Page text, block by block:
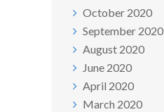
October 2020
September 2020
August 2020
June 2020
April 2020
March 2020